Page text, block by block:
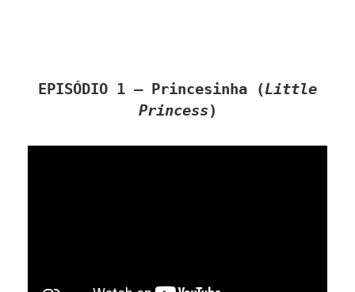
EPISÓDIO 1 – Princesinha (Little
Princess)